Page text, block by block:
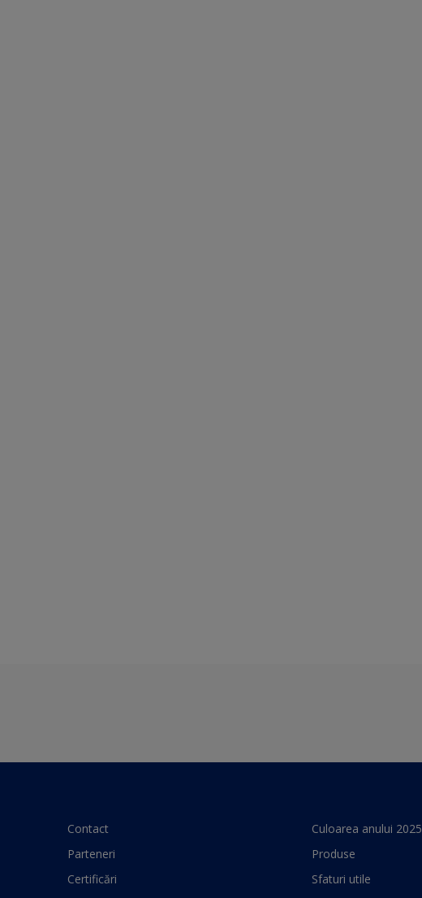
Contact
Parteneri
Certificări
Culoarea anului 2025
Produse
Sfaturi utile